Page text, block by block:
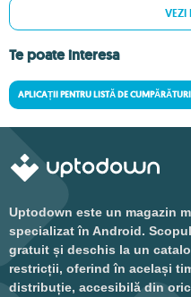
VEZI
Te poate interesa
APLICAȚII PENTRU LISTĂ DE CUMPĂRĂTURI
Uptodown este un magazin
specializat în Android.
gratuit și deschis la un
restricții, oferind în același
distribuție, accesibilă din